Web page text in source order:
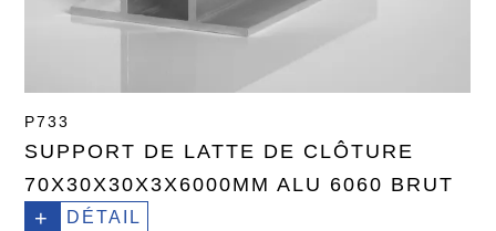
P733
SUPPORT DE LATTE DE CLÔTURE
70X30X30X3X6000MM ALU 6060 BRUT
+ DÉTAIL